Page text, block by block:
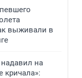
выживали в
на
кричала»: